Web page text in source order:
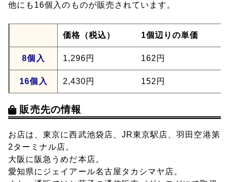
他にも16個入のものが販売されています。
価格（税込） 1個辺りの単価
8個入 1,296円 162円
16個入 2,430円 152円
販売先の情報
お店は、東京に西武池袋店、JR東京駅店、羽田空港第
2ターミナル店。
大阪に阪急うめだ本店。
愛知県にジェイアール名古屋タカシマヤ店。